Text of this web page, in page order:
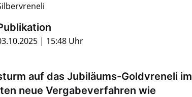
| 15:48 Uhr
auf das Jubiläums-Goldvreneli im
neue Vergabeverfahren wie